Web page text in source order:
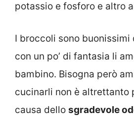
potassio e fosforo e altro
I broccoli sono buonissimi
con un po’ di fantasia li
bambino. Bisogna però
cucinarli non è altrettanto
causa dello sgradevole